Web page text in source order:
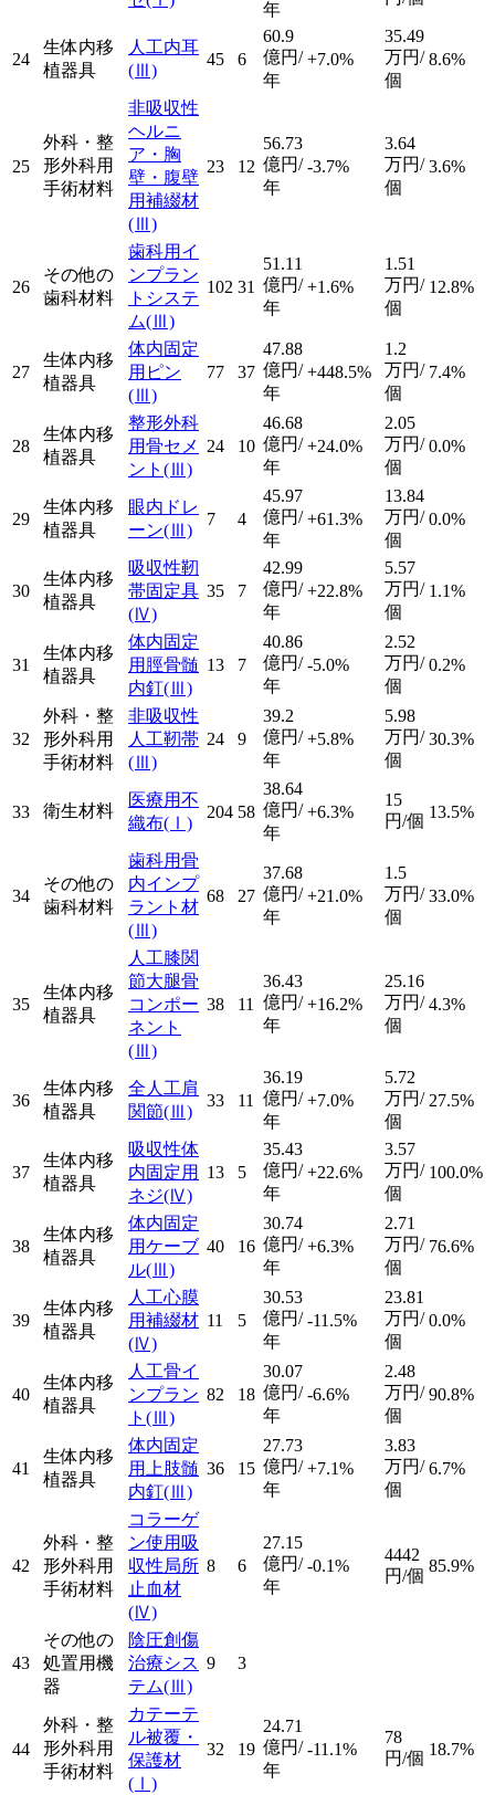
年
24
生体内移
植器具
人工内耳
(Ⅲ)
45 6
60.9
億円/
年
+7.0%
35.49
万円/
個
8.6%
25
外科・整
形外科用
手術材料
非吸収性
ヘルニ
ア・胸
壁・腹壁
用補綴材
(Ⅲ)
23 12
56.73
億円/
年
-3.7%
3.64
万円/
個
3.6%
26
その他の
歯科材料
歯科用イ
ンプラン
トシステ
ム(Ⅲ)
102 31
51.11
億円/
年
+1.6%
1.51
万円/
個
12.8%
27
生体内移
植器具
体内固定
用ピン
(Ⅲ)
77 37
47.88
億円/
年
+448.5%
1.2
万円/
個
7.4%
28
生体内移
植器具
整形外科
用骨セメ
ント (Ⅲ)
24 10
46.68
億円/
年
+24.0%
2.05
万円/
個
0.0%
29
生体内移
植器具
眼内ドレ
ーン(Ⅲ)
7 4
45.97
億円/
年
+61.3%
13.84
万円/
個
0.0%
30
生体内移
植器具
吸収性靭
帯固定具
(Ⅳ)
35 7
42.99
億円/
年
+22.8%
5.57
万円/
個
1.1%
31
生体内移
植器具
体内固定
用脛骨髄
内釘(Ⅲ)
13 7
40.86
億円/
年
-5.0%
2.52
万円/
個
0.2%
32
外科・整
形外科用
手術材料
非吸収性
人工靭帯
(Ⅲ)
24 9
39.2
億円/
年
+5.8%
5.98
万円/
個
30.3%
33 衛生材料
医療用不
織布(Ⅰ)
204 58
38.64
億円/
年
+6.3%
15
円/個 13.5%
34
その他の
歯科材料
歯科用骨
内インプ
ラント材
(Ⅲ)
68 27
37.68
億円/
年
+21.0%
1.5
万円/
個
33.0%
35
生体内移
植器具
人工膝関
節大腿骨
コンポー
ネント
(Ⅲ)
38 11
36.43
億円/
年
+16.2%
25.16
万円/
個
4.3%
36
生体内移
植器具
全人工肩
関節(Ⅲ)
33 11
36.19
億円/
年
+7.0%
5.72
万円/
個
27.5%
37
生体内移
植器具
吸収性体
内固定用
ネジ(Ⅳ)
13 5
35.43
億円/
年
+22.6%
3.57
万円/
個
100.0%
38
生体内移
植器具
体内固定
用ケーブ
ル(Ⅲ)
40 16
30.74
億円/
年
+6.3%
2.71
万円/
個
76.6%
39
生体内移
植器具
人工心膜
用補綴材
(Ⅳ)
11 5
30.53
億円/
年
-11.5%
23.81
万円/
個
0.0%
40
生体内移
植器具
人工骨イ
ンプラン
ト (Ⅲ)
82 18
30.07
億円/
年
-6.6%
2.48
万円/
個
90.8%
41
生体内移
植器具
体内固定
用上肢髄
内釘(Ⅲ)
36 15
27.73
億円/
年
+7.1%
3.83
万円/
個
6.7%
42
外科・整
形外科用
手術材料
コラーゲ
ン使用吸
収性局所
止血材
(Ⅳ)
8 6
27.15
億円/
年
-0.1%
4442
円/個
85.9%
43
その他の
処置用機
器
陰圧創傷
治療シス
テム(Ⅲ)
9 3
44
外科・整
形外科用
手術材料
カテーテ
ル被覆・
保護材
(Ⅰ)
32 19
24.71
億円/
年
-11.1%
78
円/個 18.7%